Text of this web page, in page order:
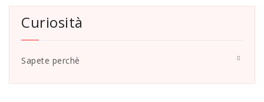
Curiosità
Sapete perchè